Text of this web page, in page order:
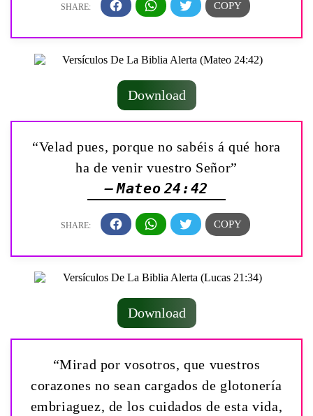
Download
“Velad pues, porque no sabéis á qué hora
ha de venir vuestro Señor”
— Mateo 24:42
Download
“Mirad por vosotros, que vuestros
corazones no sean cargados de glotonería
embriaguez, de los cuidados de esta vida,